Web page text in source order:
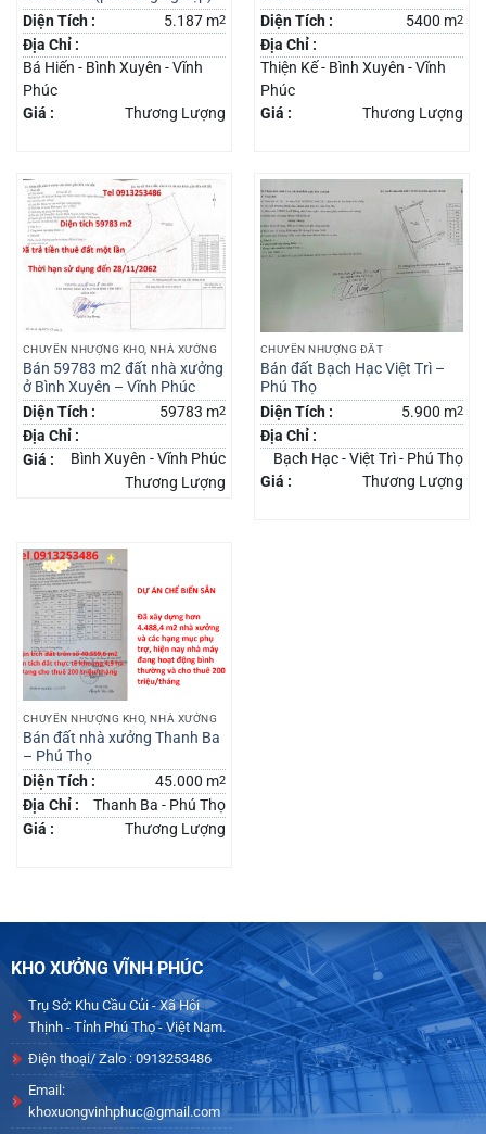
Diện Tích :
5.187 m2
Địa Chỉ :
Bá Hiến - Bình Xuyên - Vĩnh
Phúc
Giá :
Thương Lượng
Diện Tích :
5400 m2
Địa Chỉ :
Thiện Kế - Bình Xuyên - Vĩnh
Phúc
Giá :
Thương Lượng
CHUYỂN NHƯỢNG KHO, NHÀ XƯỞNG
Bán 59783 m2 đất nhà xưởng
ở Bình Xuyên – Vĩnh Phúc
Diện Tích :
59783 m2
Địa Chỉ :
Bình Xuyên - Vĩnh Phúc
Giá :
Thương Lượng
CHUYỂN NHƯỢNG ĐẤT
Bán đất Bạch Hạc Việt Trì –
Phú Thọ
Diện Tích :
5.900 m2
Địa Chỉ :
Bạch Hạc - Việt Trì - Phú Thọ
Giá :
Thương Lượng
CHUYỂN NHƯỢNG KHO, NHÀ XƯỞNG
Bán đất nhà xưởng Thanh Ba
– Phú Thọ
Diện Tích :
45.000 m2
Địa Chỉ :
Thanh Ba - Phú Thọ
Giá :
Thương Lượng
KHO XƯỞNG VĨNH PHÚC
Trụ Sở: Khu Cầu Củi - Xã Hội
Thịnh - Tỉnh Phú Thọ - Việt Nam.
Điện thoại/ Zalo : 0913253486
Email:
khoxuongvinhphuc@gmail.com